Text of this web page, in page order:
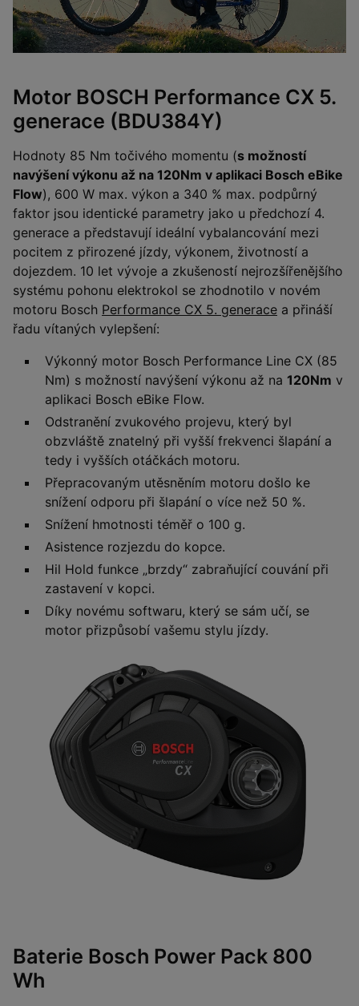
Motor BOSCH Performance CX 5.
generace (BDU384Y)
Hodnoty 85 Nm točivého momentu (s možností
navýšení výkonu až na 120Nm v aplikaci Bosch eBike
Flow), 600 W max. výkon a 340 % max. podpůrný
faktor jsou identické parametry jako u předchozí 4.
generace a představují ideální vybalancování mezi
pocitem z přirozené jízdy, výkonem, životností a
dojezdem. 10 let vývoje a zkušeností nejrozšířenějšího
systému pohonu elektrokol se zhodnotilo v novém
motoru Bosch Performance CX 5. generace a přináší
řadu vítaných vylepšení:
Výkonný motor Bosch Performance Line CX (85
Nm) s možností navýšení výkonu až na 120Nm v
aplikaci Bosch eBike Flow.
Odstranění zvukového projevu, který byl
obzvláště znatelný při vyšší frekvenci šlapání a
tedy i vyšších otáčkách motoru.
Přepracovaným utěsněním motoru došlo ke
snížení odporu při šlapání o více než 50 %.
Snížení hmotnosti téměř o 100 g.
Asistence rozjezdu do kopce.
Hil Hold funkce „brzdy“ zabraňující couvání při
zastavení v kopci.
Díky novému softwaru, který se sám učí, se
motor přizpůsobí vašemu stylu jízdy.
Baterie Bosch Power Pack 800
Wh